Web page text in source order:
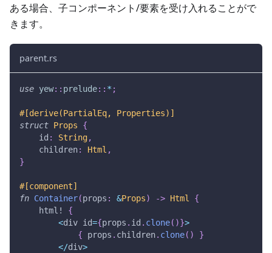
ある場合、子コンポーネント/要素を受け入れることがで
きます。
parent.rs
use yew:: prelude:: * ;
#[derive(PartialEq, Properties)]
struct Props
{
    id
: String,
    children
: Html ,
}
#[component]
fn Container(props : &Props) -> Html
{
html!
{
<div id={props . id . clone( )}>
{ props . children. clone( )
}
</div>